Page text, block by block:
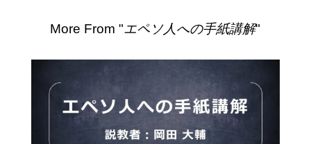
More From "エペソ人への手紙講解"